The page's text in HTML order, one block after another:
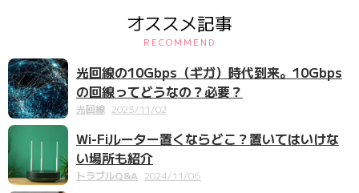
オススメ記事
RECOMMEND
光回線の10Gbps（ギガ）時代到来。10Gbps
の回線ってどうなの？必要？
光回線 2023/11/02
Wi-Fiルーター置くならどこ？置いてはいけな
い場所も紹介
トラブルQ&A 2024/11/06